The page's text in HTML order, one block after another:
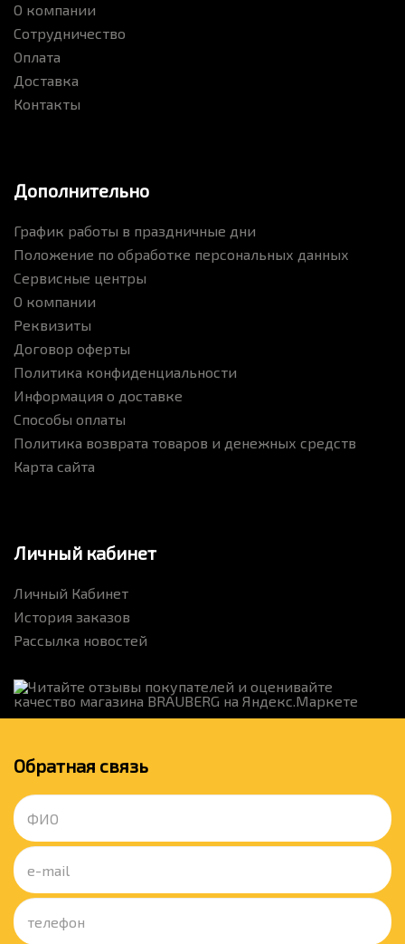
О компании
Сотрудничество
Оплата
Доставка
Контакты
Дополнительно
График работы в праздничные дни
Положение по обработке персональных данных
Сервисные центры
О компании
Реквизиты
Договор оферты
Политика конфиденциальности
Информация о доставке
Способы оплаты
Политика возврата товаров и денежных средств
Карта сайта
Личный кабинет
Личный Кабинет
История заказов
Рассылка новостей
Обратная связь